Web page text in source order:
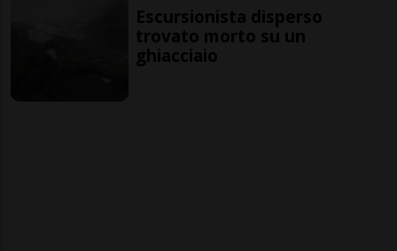
Escursionista disperso
trovato morto su un
ghiacciaio